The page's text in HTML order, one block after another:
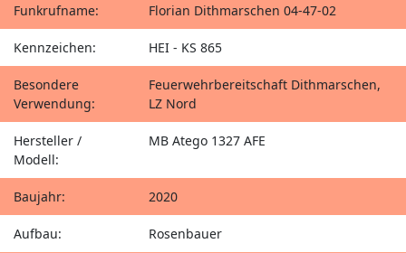
Funkrufname: Florian Dithmarschen 04-47-02
Kennzeichen: HEI - KS 865
Besondere
Verwendung:
Feuerwehrbereitschaft Dithmarschen,
LZ Nord
Hersteller /
Modell:
MB Atego 1327 AFE
Baujahr: 2020
Aufbau: Rosenbauer